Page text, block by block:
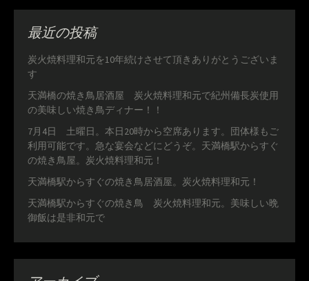
最近の投稿
炭火焼料理和元を10年続けさせて頂きありがとうございま
す
天満橋の焼き鳥居酒屋 炭火焼料理和元で紀州備長炭使用
の美味しい焼き鳥ディナー！！
7月4日 土曜日。本日20時から空席あります。団体様もご
利用可能です。急な宴会などにどうぞ。天満橋駅からすぐ
の焼き鳥屋。炭火焼料理和元！
天満橋駅からすぐの焼き鳥居酒屋。炭火焼料理和元！
天満橋駅からすぐの焼き鳥 炭火焼料理和元。美味しい晩
御飯は是非和元で